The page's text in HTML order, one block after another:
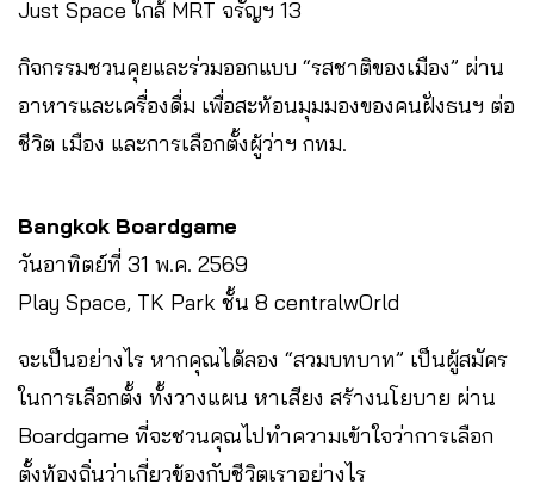
Just Space ใกล้ MRT จรัญฯ 13
กิจกรรมชวนคุยและร่วมออกแบบ “รสชาติของเมือง” ผ่าน
อาหารและเครื่องดื่ม เพื่อสะท้อนมุมมองของคนฝั่งธนฯ ต่อ
ชีวิต เมือง และการเลือกตั้งผู้ว่าฯ กทม.
Bangkok Boardgame
วันอาทิตย์ที่ 31 พ.ค. 2569
Play Space, TK Park ชั้น 8 centralwOrld
จะเป็นอย่างไร หากคุณได้ลอง “สวมบทบาท” เป็นผู้สมัคร
ในการเลือกตั้ง ทั้งวางแผน หาเสียง สร้างนโยบาย ผ่าน
Boardgame ที่จะชวนคุณไปทำความเข้าใจว่าการเลือก
ตั้งท้องถิ่นว่าเกี่ยวข้องกับชีวิตเราอย่างไร